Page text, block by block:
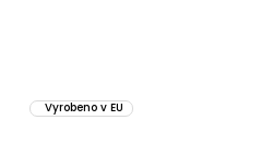
Vyrobeno v EU